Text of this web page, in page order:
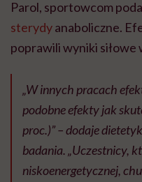
Parol, sportowcom
sterydyanaboliczne.
poprawili wyniki siłowe
„W innych pracach
podobne efekty jak
proc.)” – dodaje
badania. „Uczestnicy,
niskoenergetycznej,